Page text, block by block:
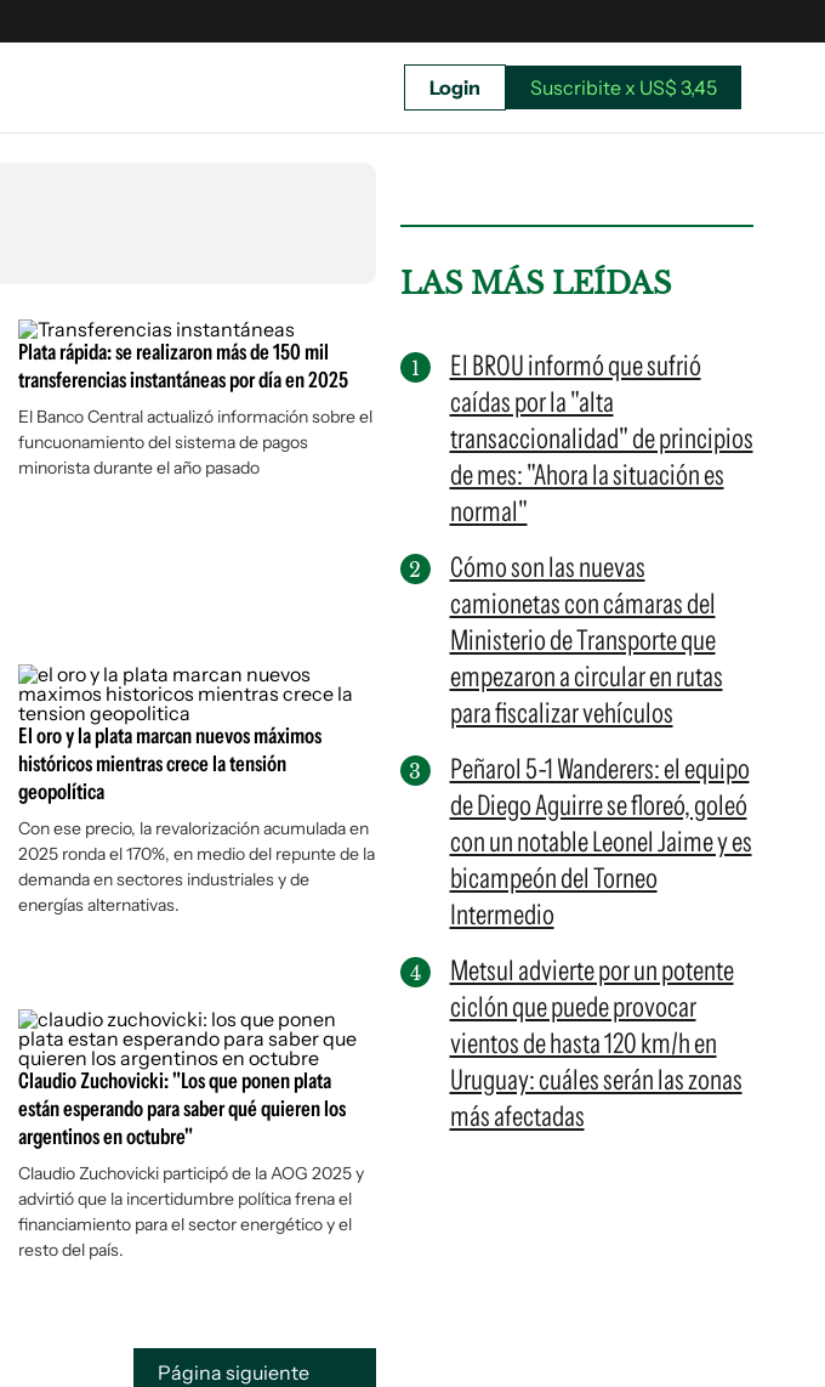
Suscribite x US$ 3,45
Login Suscribite x US$ 3,45
Plata rápida: se realizaron más de 150 mil
transferencias instantáneas por día en 2025
El Banco Central actualizó información sobre el
funcuonamiento del sistema de pagos
minorista durante el año pasado
El oro y la plata marcan nuevos máximos
históricos mientras crece la tensión
geopolítica
Con ese precio, la revalorización acumulada en
2025 ronda el 170%, en medio del repunte de la
demanda en sectores industriales y de
energías alternativas.
Claudio Zuchovicki: "Los que ponen plata
están esperando para saber qué quieren los
argentinos en octubre"
Claudio Zuchovicki participó de la AOG 2025 y
advirtió que la incertidumbre política frena el
financiamiento para el sector energético y el
resto del país.
Página siguiente
LAS MÁS LEÍDAS
El BROU informó que sufrió
caídas por la "alta
transaccionalidad" de principios
de mes: "Ahora la situación es
normal"
Cómo son las nuevas
camionetas con cámaras del
Ministerio de Transporte que
empezaron a circular en rutas
para fiscalizar vehículos
Peñarol 5-1 Wanderers: el equipo
de Diego Aguirre se floreó, goleó
con un notable Leonel Jaime y es
bicampeón del Torneo
Intermedio
Metsul advierte por un potente
ciclón que puede provocar
vientos de hasta 120 km/h en
Uruguay: cuáles serán las zonas
más afectadas